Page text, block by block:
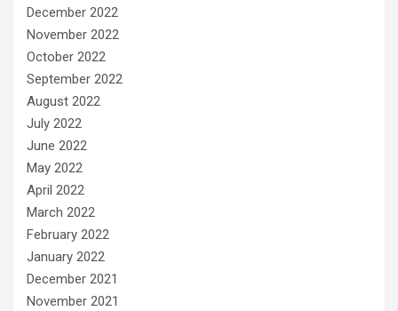
December 2022
November 2022
October 2022
September 2022
August 2022
July 2022
June 2022
May 2022
April 2022
March 2022
February 2022
January 2022
December 2021
November 2021